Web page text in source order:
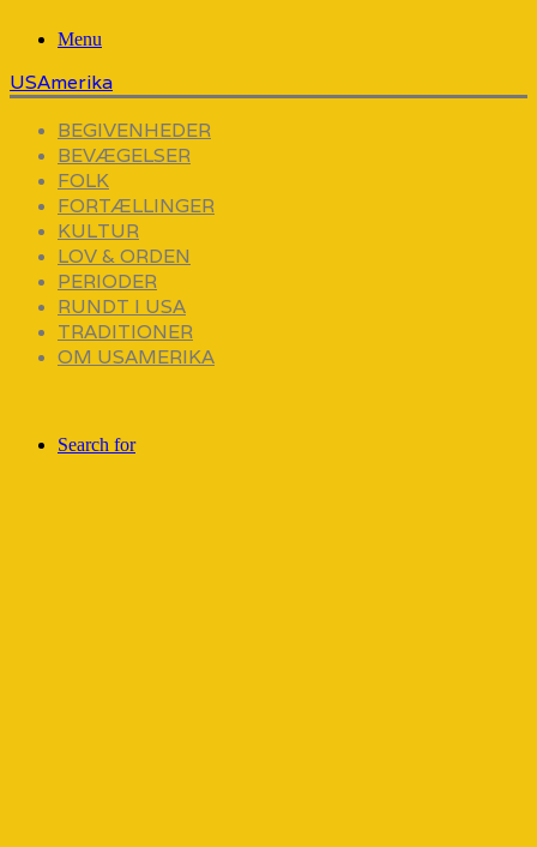
Menu
USAmerika
BEGIVENHEDER
BEVÆGELSER
FOLK
FORTÆLLINGER
KULTUR
LOV & ORDEN
PERIODER
RUNDT I USA
TRADITIONER
OM USAMERIKA
Search for